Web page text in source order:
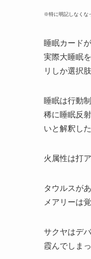
※特に明記しなくな
睡眠カード
実際大睡眠
リしか選択
睡眠は行動
稀に睡眠反
いと解釈した
火属性は打
タウルスが
メアリーは
サクヤはデ
霞んでしまっ